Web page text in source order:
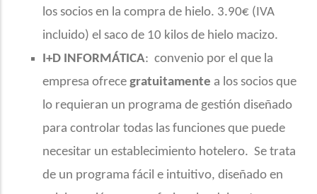
los socios en la compra de hielo. 3.90€ (IVA
incluido) el saco de 10 kilos de hielo macizo.
I+D INFORMÁTICA: convenio por el que la
empresa ofrece gratuitamente a los socios que
lo requieran un programa de gestión diseñado
para controlar todas las funciones que puede
necesitar un establecimiento hotelero. Se trata
de un programa fácil e intuitivo, diseñado en